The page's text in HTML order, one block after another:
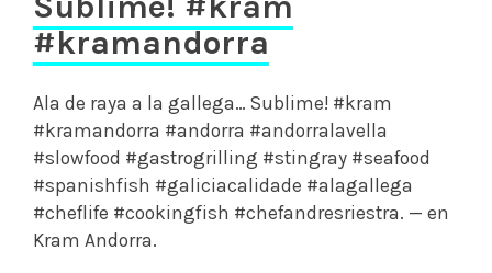
#kramandorra
Ala de raya a la gallega… Sublime! #kram
#kramandorra #andorra #andorralavella
#slowfood #gastrogrilling #stingray #seafood
#spanishfish #galiciacalidade #alagallega
#cheflife #cookingfish #chefandresriestra. — en
Kram Andorra.